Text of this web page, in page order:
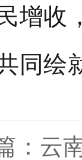
增收
同绘
： 云